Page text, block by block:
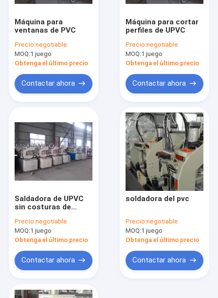
Máquina de procesamiento profundo de vidrio
Máquina de ventanas y puertas de aluminio
Máquina del corte del vidrio
Robot de sellado de vidrio y máquina de costura de vidrio
Impresora plana ULTRAVIOLETA
Máquina para
ventanas de PVC
Precio:negotiable
MOQ:1 juego
Obtenga el último precio
Contactar ahora
Máquina para cortar
perfiles de UPVC
Precio:negotiable
MOQ:1 juego
Obtenga el último precio
Contactar ahora
Saldadora de UPVC
sin costuras de
Precio:negotiable
MOQ:1 juego
Obtenga el último precio
Contactar ahora
soldadora del pvc
Precio:negotiable
MOQ:1 juego
Obtenga el último precio
Contactar ahora